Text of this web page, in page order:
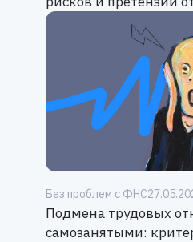
Без проблем с ФНС
Подмена трудовых
самозанятыми: